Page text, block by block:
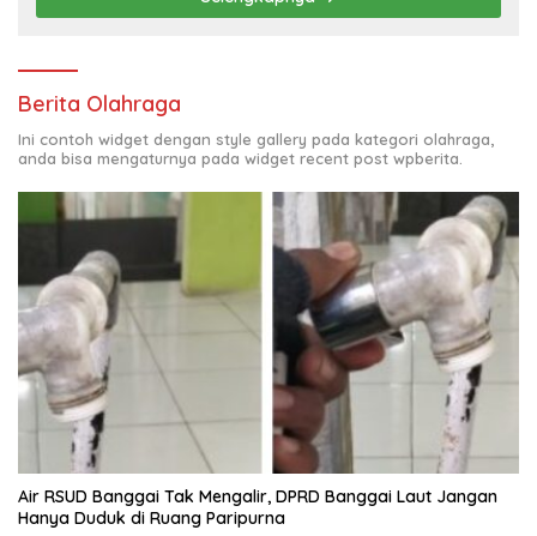
Berita Olahraga
Ini contoh widget dengan style gallery pada kategori olahraga,
anda bisa mengaturnya pada widget recent post wpberita.
Air RSUD Banggai Tak Mengalir, DPRD Banggai Laut Jangan
Hanya Duduk di Ruang Paripurna